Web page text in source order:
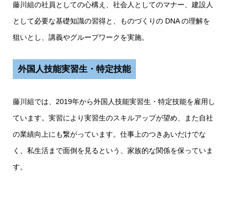
藤川組の社員としての心構え、社会人としてのマナー、建設人
として必要な基礎知識の習得と、ものづくりの DNA の理解を
狙いとし、講義やグループワークを実施。
外国人技能実習生・特定技能
藤川組では、2019年から外国人技能実習生・特定技能を雇用し
ています。実習により実習生のスキルアップが望め、また自社
の業績向上にも繋がっています。仕事上のつきあいだけでな
く、私生活まで面倒を見るという、家族的な関係を保っていま
す。